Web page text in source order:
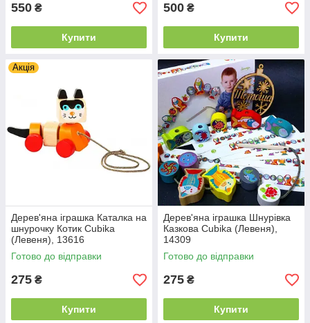
550 ₴
Купити
500 ₴
Купити
Акція
Дерев'яна іграшка Каталка на
шнурочку Котик Cubika
(Левеня), 13616
Готово до відправки
275 ₴
Купити
Дерев'яна іграшка Шнурівка
Казкова Cubika (Левеня),
14309
Готово до відправки
275 ₴
Купити